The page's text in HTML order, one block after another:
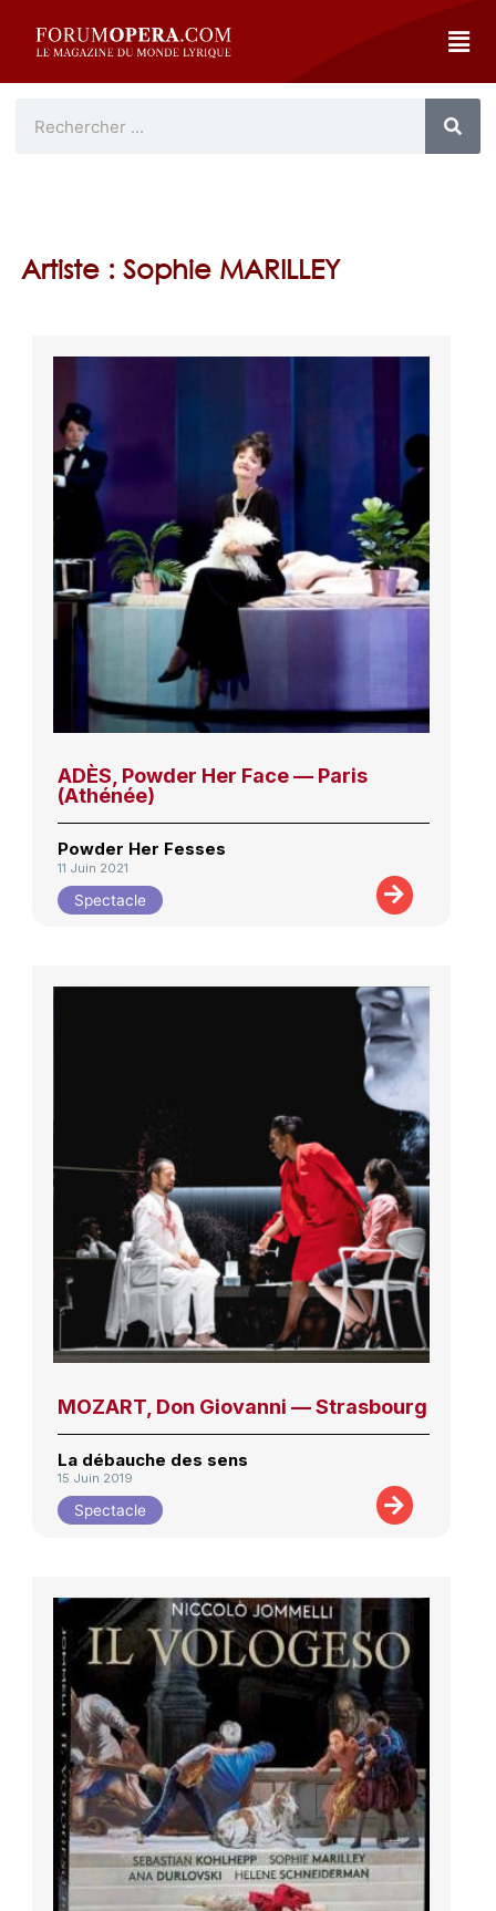
Artiste : Sophie MARILLEY
ADÈS, Powder Her Face — Paris
(Athénée)
Powder Her Fesses
11 Juin 2021
Spectacle
MOZART, Don Giovanni — Strasbourg
La débauche des sens
15 Juin 2019
Spectacle